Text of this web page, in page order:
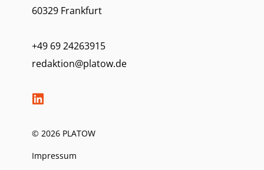
60329 Frankfurt
+49 69 24263915
redaktion@platow.de
© 2026 PLATOW
Impressum